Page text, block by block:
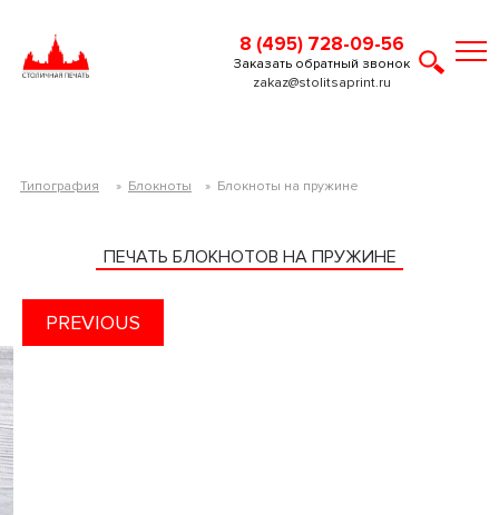
8 (495) 728-09-56
zakaz@stolitsaprint.ru
Заказать обратный звонок
Типография » Блокноты » Блокноты на пружине
ПЕЧАТЬ БЛОКНОТОВ НА ПРУЖИНЕ
PREVIOUS